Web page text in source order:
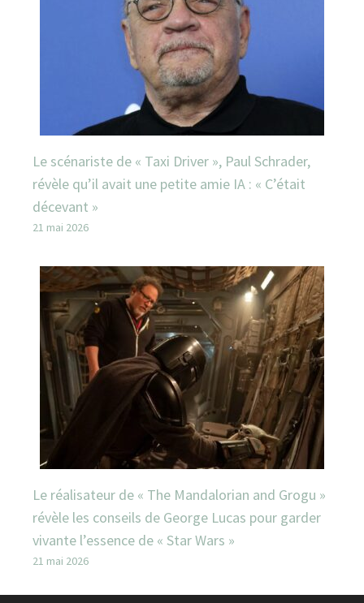
Le scénariste de « Taxi Driver », Paul Schrader,
révèle qu’il avait une petite amie IA : « C’était
décevant »
21 mai 2026
Le réalisateur de « The Mandalorian and Grogu »
révèle les conseils de George Lucas pour garder
vivante l’essence de « Star Wars »
21 mai 2026